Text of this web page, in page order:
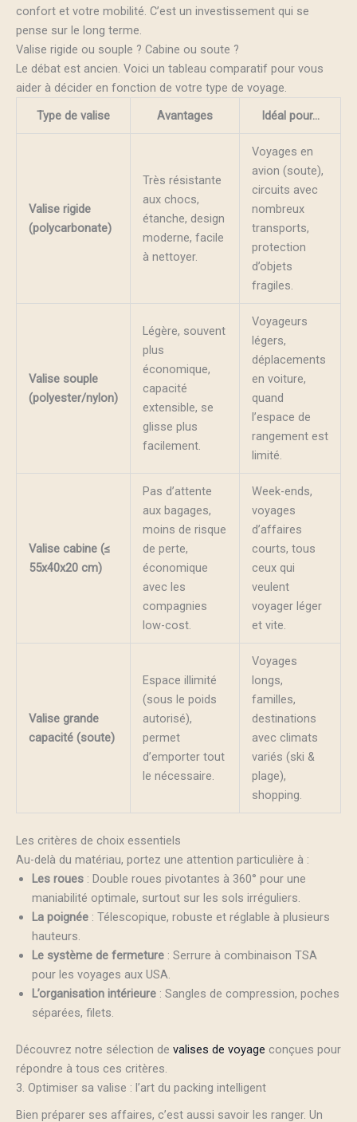
confort et votre mobilité. C’est un investissement qui se
pense sur le long terme.
Valise rigide ou souple ? Cabine ou soute ?
Le débat est ancien. Voici un tableau comparatif pour vous
aider à décider en fonction de votre type de voyage.
Type de valise
Avantages Idéal pour…
Valise rigide
(polycarbonate)
Très résistante
aux chocs,
étanche, design
moderne, facile
à nettoyer.
Voyages en
avion (soute),
circuits avec
nombreux
transports,
protection
d’objets
fragiles.
Valise souple
(polyester/nylon)
Légère, souvent
plus
économique,
capacité
extensible, se
glisse plus
facilement.
Voyageurs
légers,
déplacements
en voiture,
quand
l’espace de
rangement est
limité.
Valise cabine (≤
55x40x20 cm)
Pas d’attente
aux bagages,
moins de risque
de perte,
économique
avec les
compagnies
low-cost.
Week-ends,
voyages
d’affaires
courts, tous
ceux qui
veulent
voyager léger
et vite.
Valise grande
capacité (soute)
Espace illimité
(sous le poids
autorisé),
permet
d’emporter tout
le nécessaire.
Voyages
longs,
familles,
destinations
avec climats
variés (ski &
plage),
shopping.
Les critères de choix essentiels
Au-delà du matériau, portez une attention particulière à :
Les roues : Double roues pivotantes à 360° pour une
maniabilité optimale, surtout sur les sols irréguliers.
La poignée : Télescopique, robuste et réglable à plusieurs
hauteurs.
Le système de fermeture : Serrure à combinaison TSA
pour les voyages aux USA.
L’organisation intérieure : Sangles de compression, poches
séparées, filets.
Découvrez notre sélection de valises de voyage conçues pour
répondre à tous ces critères.
3. Optimiser sa valise : l’art du packing intelligent
Bien préparer ses affaires, c’est aussi savoir les ranger. Un